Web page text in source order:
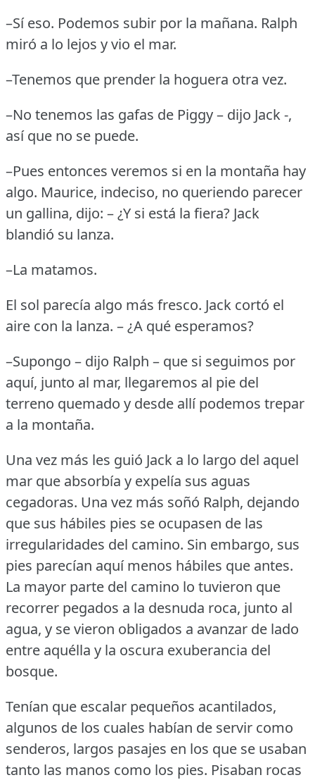
–Sí eso. Podemos subir por la mañana. Ralph
miró a lo lejos y vio el mar.
–Tenemos que prender la hoguera otra vez.
–No tenemos las gafas de Piggy – dijo Jack -,
así que no se puede.
–Pues entonces veremos si en la montaña hay
algo. Maurice, indeciso, no queriendo parecer
un gallina, dijo: – ¿Y si está la fiera? Jack
blandió su lanza.
–La matamos.
El sol parecía algo más fresco. Jack cortó el
aire con la lanza. – ¿A qué esperamos?
–Supongo – dijo Ralph – que si seguimos por
aquí, junto al mar, llegaremos al pie del
terreno quemado y desde allí podemos trepar
a la montaña.
Una vez más les guió Jack a lo largo del aquel
mar que absorbía y expelía sus aguas
cegadoras. Una vez más soñó Ralph, dejando
que sus hábiles pies se ocupasen de las
irregularidades del camino. Sin embargo, sus
pies parecían aquí menos hábiles que antes.
La mayor parte del camino lo tuvieron que
recorrer pegados a la desnuda roca, junto al
agua, y se vieron obligados a avanzar de lado
entre aquélla y la oscura exuberancia del
bosque.
Tenían que escalar pequeños acantilados,
algunos de los cuales habían de servir como
senderos, largos pasajes en los que se usaban
tanto las manos como los pies. Pisaban rocas